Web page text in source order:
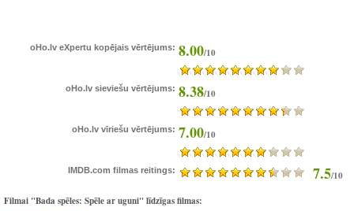
oHo.lv eXpertu kopējais vērtējums: 8.00/10
oHo.lv sieviešu vērtējums: 8.38/10
oHo.lv vīriešu vērtējums: 7.00/10
IMDB.com filmas reitings: 7.5/10
Filmai "Bada spēles: Spēle ar uguni" līdzīgas filmas: